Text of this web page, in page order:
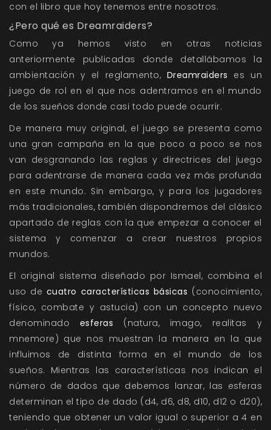
con el libro que hoy tenemos entre nosotros.
¿Pero qué es Dreamraiders?
Como ya hemos visto en otras noticias
anteriormente publicadas donde detallábamos la
ambientación y el reglamento, Dreamraiders es un
juego de rol en el que nos adentramos en el mundo
de los sueños donde casi todo puede ocurrir.
De manera muy original, el juego se presenta como
una gran campaña en la que poco a poco se nos
van desgranando las reglas y directrices del juego
para adentrarse de manera cada vez más profunda
en este mundo. Sin embargo, y para los jugadores
más tradicionales, también dispondremos del clásico
apartado de reglas con la que empezar a conocer el
sistema y comenzar a crear nuestros propios
mundos.
El original sistema diseñado por Ismael, combina el
uso de cuatro características básicas (conocimiento,
físico, combate y astucia) con un concepto nuevo
denominado esferas (natura, imago, realitas y
mnemore) que nos muestran la manera en la que
influimos de distinta forma en el mundo de los
sueños. Mientras las características nos indican el
número de dados que debemos lanzar, las esferas
determinan el tipo de dado (d4, d6, d8, d10, d12 o d20),
teniendo que obtener un valor igual o superior a 4 en